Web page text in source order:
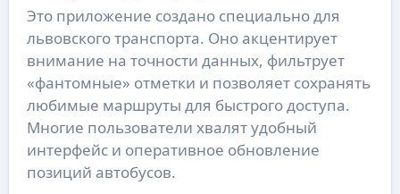
Это приложение создано специально для
львовского транспорта. Оно акцентирует
внимание на точности данных, фильтрует
«фантомные» отметки и позволяет сохранять
любимые маршруты для быстрого доступа.
Многие пользователи хвалят удобный
интерфейс и оперативное обновление
позиций автобусов.